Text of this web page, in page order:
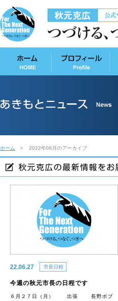
ホーム 2022年06月のアーカイブ
22.06.27 市長日程
今週の秋元市長の日程です
６月２７日（月） 出張 長野ボブ